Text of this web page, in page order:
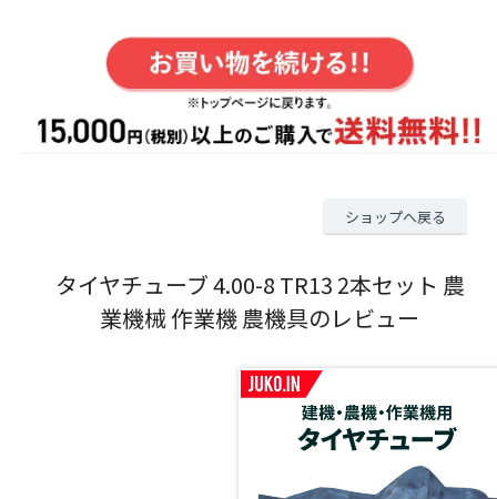
ショップへ戻る
タイヤチューブ 4.00-8 TR13 2本セット 農
業機械 作業機 農機具のレビュー